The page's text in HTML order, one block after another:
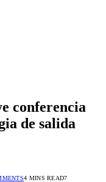
conferencia
de salida
4 MINS READ7